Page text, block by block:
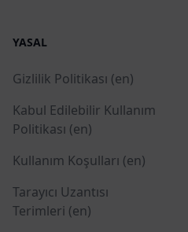
YASAL
Gizlilik Politikası (en)
Kabul Edilebilir Kullanım
Politikası (en)
Kullanım Koşulları (en)
Tarayıcı Uzantısı
Terimleri (en)